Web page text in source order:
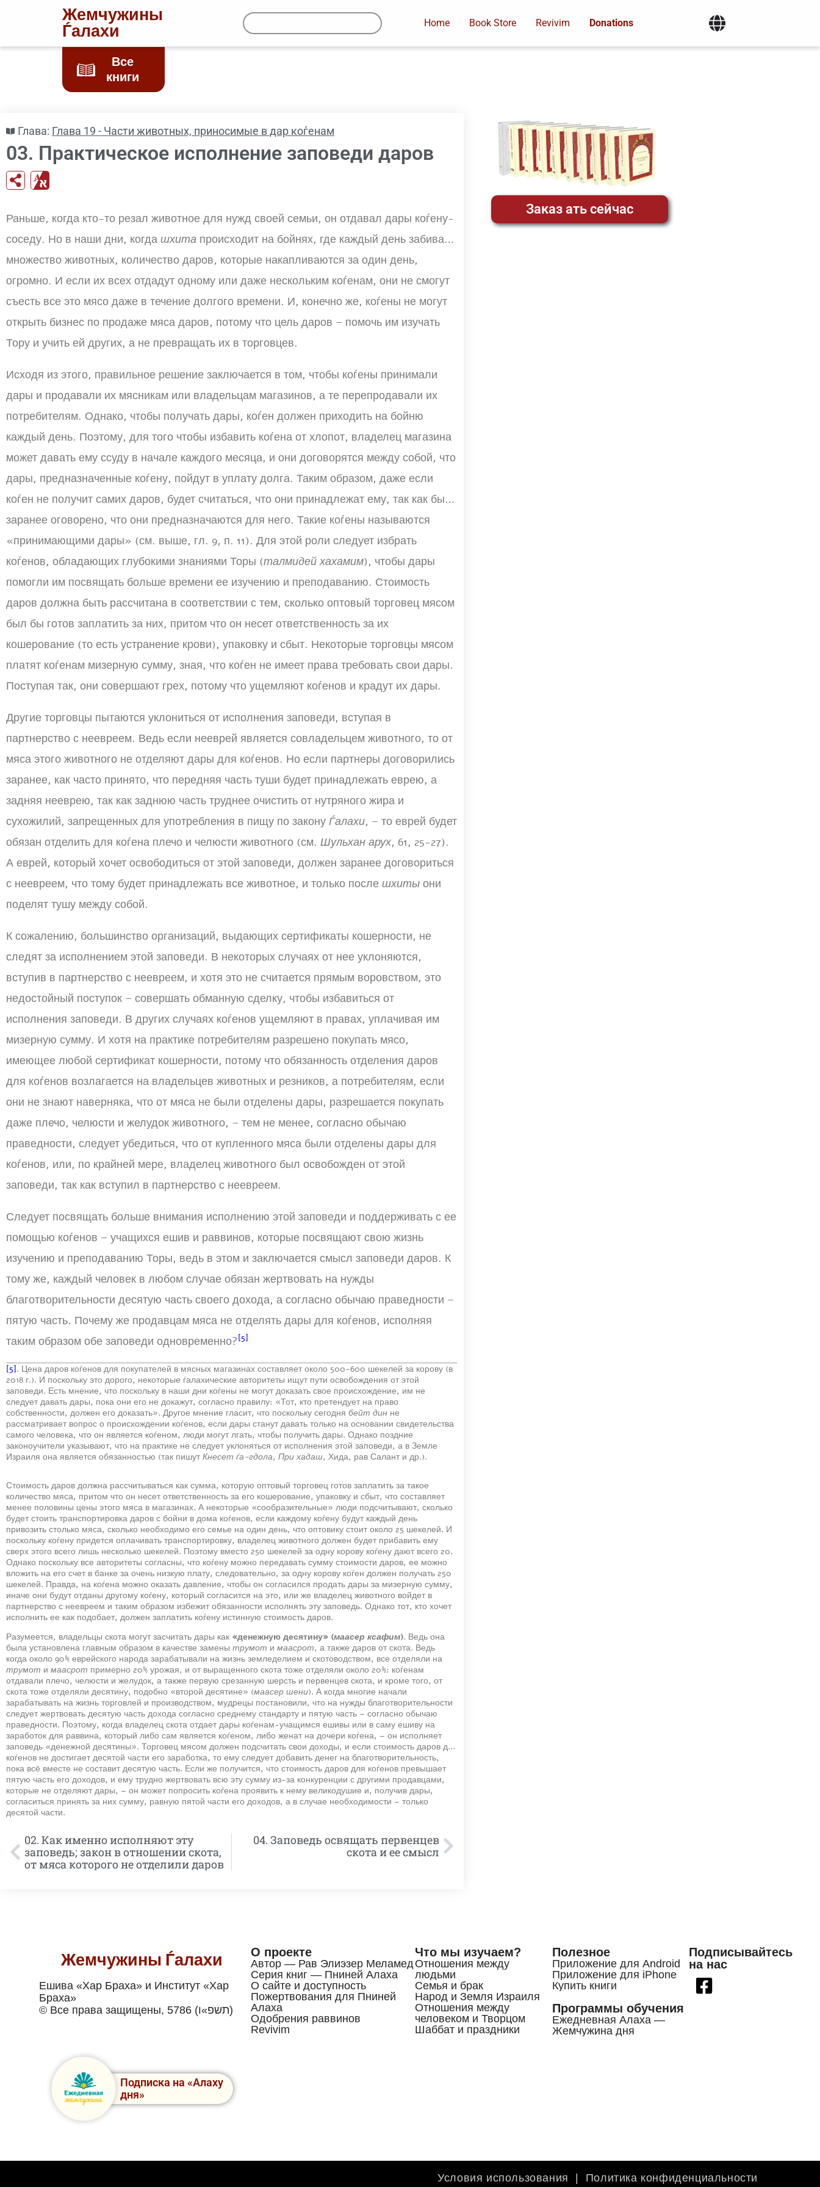
Жемчужины
Ѓалахи Home Book Store Revivim Donations
Все
книги
Глава: Глава 19 - Части животных, приносимые в дар коѓенам
03. Практическое исполнение заповеди даров
Раньше, когда кто-то резал животное для нужд своей семьи, он отдавал дары коѓену-
соседу. Но в наши дни, когда шхита происходит на бойнях, где каждый день забивают
множество животных, количество даров, которые накапливаются за один день,
огромно. И если их всех отдадут одному или даже нескольким коѓенам, они не смогут
съесть все это мясо даже в течение долгого времени. И, конечно же, коѓены не могут
открыть бизнес по продаже мяса даров, потому что цель даров – помочь им изучать
Тору и учить ей других, а не превращать их в торговцев.
Исходя из этого, правильное решение заключается в том, чтобы коѓены принимали
дары и продавали их мясникам или владельцам магазинов, а те перепродавали их
потребителям. Однако, чтобы получать дары, коѓен должен приходить на бойню
каждый день. Поэтому, для того чтобы избавить коѓена от хлопот, владелец магазина
может давать ему ссуду в начале каждого месяца, и они договорятся между собой, что
дары, предназначенные коѓену, пойдут в уплату долга. Таким образом, даже если
коѓен не получит самих даров, будет считаться, что они принадлежат ему, так как было
заранее оговорено, что они предназначаются для него. Такие коѓены называются
«принимающими дары» (см. выше, гл. 9, п. 11). Для этой роли следует избрать
коѓенов, обладающих глубокими знаниями Торы (талмидей хахамим), чтобы дары
помогли им посвящать больше времени ее изучению и преподаванию. Стоимость
даров должна быть рассчитана в соответствии с тем, сколько оптовый торговец мясом
был бы готов заплатить за них, притом что он несет ответственность за их
кошерование (то есть устранение крови), упаковку и сбыт. Некоторые торговцы мясом
платят коѓенам мизерную сумму, зная, что коѓен не имеет права требовать свои дары.
Поступая так, они совершают грех, потому что ущемляют коѓенов и крадут их дары.
Другие торговцы пытаются уклониться от исполнения заповеди, вступая в
партнерство с неевреем. Ведь если нееврей является совладельцем животного, то от
мяса этого животного не отделяют дары для коѓенов. Но если партнеры договорились
заранее, как часто принято, что передняя часть туши будет принадлежать еврею, а
задняя нееврею, так как заднюю часть труднее очистить от нутряного жира и
сухожилий, запрещенных для употребления в пищу по закону Ѓалахи, – то еврей будет
обязан отделить для коѓена плечо и челюсти животного (см. Шульхан арух, 61, 25-27).
А еврей, который хочет освободиться от этой заповеди, должен заранее договориться
с неевреем, что тому будет принадлежать все животное, и только после шхиты они
поделят тушу между собой.
К сожалению, большинство организаций, выдающих сертификаты кошерности, не
следят за исполнением этой заповеди. В некоторых случаях от нее уклоняются,
вступив в партнерство с неевреем, и хотя это не считается прямым воровством, это
недостойный поступок – совершать обманную сделку, чтобы избавиться от
исполнения заповеди. В других случаях коѓенов ущемляют в правах, уплачивая им
мизерную сумму. И хотя на практике потребителям разрешено покупать мясо,
имеющее любой сертификат кошерности, потому что обязанность отделения даров
для коѓенов возлагается на владельцев животных и резников, а потребителям, если
они не знают наверняка, что от мяса не были отделены дары, разрешается покупать
даже плечо, челюсти и желудок животного, – тем не менее, согласно обычаю
праведности, следует убедиться, что от купленного мяса были отделены дары для
коѓенов, или, по крайней мере, владелец животного был освобожден от этой
заповеди, так как вступил в партнерство с неевреем.
Следует посвящать больше внимания исполнению этой заповеди и поддерживать с ее
помощью коѓенов – учащихся ешив и раввинов, которые посвящают свою жизнь
изучению и преподаванию Торы, ведь в этом и заключается смысл заповеди даров. К
тому же, каждый человек в любом случае обязан жертвовать на нужды
благотворительности десятую часть своего дохода, а согласно обычаю праведности –
пятую часть. Почему же продавцам мяса не отделять дары для коѓенов, исполняя
таким образом обе заповеди одновременно? [5]
[5]. Цена даров коѓенов для покупателей в мясных магазинах составляет около 500-600 шекелей за корову (в
2018 г.). И поскольку это дорого, некоторые ѓалахические авторитеты ищут пути освобождения от этой
заповеди. Есть мнение, что поскольку в наши дни коѓены не могут доказать свое происхождение, им не
следует давать дары, пока они его не докажут, согласно правилу: «Тот, кто претендует на право
собственности, должен его доказать». Другое мнение гласит, что поскольку сегодня бейт дин не
рассматривает вопрос о происхождении коѓенов, если дары станут давать только на основании свидетельства
самого человека, что он является коѓеном, люди могут лгать, чтобы получить дары. Однако поздние
законоучители указывают, что на практике не следует уклоняться от исполнения этой заповеди, а в Земле
Израиля она является обязанностью (так пишут Кнесет ѓа-гдола, При хадаш, Хида, рав Салант и др.).
Стоимость даров должна рассчитываться как сумма, которую оптовый торговец готов заплатить за такое
количество мяса, притом что он несет ответственность за его кошерование, упаковку и сбыт, что составляет
менее половины цены этого мяса в магазинах. А некоторые «сообразительные» люди подсчитывают, сколько
будет стоить транспортировка даров с бойни в дома коѓенов, если каждому коѓену будут каждый день
привозить столько мяса, сколько необходимо его семье на один день, что оптовику стоит около 25 шекелей. И
поскольку коѓену придется оплачивать транспортировку, владелец животного должен будет прибавить ему
сверх этого всего лишь несколько шекелей. Поэтому вместо 250 шекелей за одну корову коѓену дают всего 20.
Однако поскольку все авторитеты согласны, что коѓену можно передавать сумму стоимости даров, ее можно
вложить на его счет в банке за очень низкую плату, следовательно, за одну корову коѓен должен получать 250
шекелей. Правда, на коѓена можно оказать давление, чтобы он согласился продать дары за мизерную сумму,
иначе они будут отданы другому коѓену, который согласится на это, или же владелец животного войдет в
партнерство с неевреем и таким образом избежит обязанности исполнять эту заповедь. Однако тот, кто хочет
исполнить ее как подобает, должен заплатить коѓену истинную стоимость даров.
Разумеется, владельцы скота могут засчитать дары как «денежную десятину» (маасер ксафим). Ведь она
была установлена главным образом в качестве замены трумот и маасрот, а также даров от скота. Ведь
когда около 90% еврейского народа зарабатывали на жизнь земледелием и скотоводством, все отделяли на
трумот и маасрот примерно 20% урожая, и от выращенного скота тоже отделяли около 20%: коѓенам
отдавали плечо, челюсти и желудок, а также первую срезанную шерсть и первенцев скота, и кроме того, от
скота тоже отделяли десятину, подобно «второй десятине» (маасер шени). А когда многие начали
зарабатывать на жизнь торговлей и производством, мудрецы постановили, что на нужды благотворительности
следует жертвовать десятую часть дохода согласно среднему стандарту и пятую часть – согласно обычаю
праведности. Поэтому, когда владелец скота отдает дары коѓенам-учащимся ешивы или в саму ешиву на
заработок для раввина, который либо сам является коѓеном, либо женат на дочери коѓена, – он исполняет
заповедь «денежной десятины». Торговец мясом должен подсчитать свои доходы, и если стоимость даров для
коѓенов не достигает десятой части его заработка, то ему следует добавить денег на благотворительность,
пока всё вместе не составит десятую часть. Если же получится, что стоимость даров для коѓенов превышает
пятую часть его доходов, и ему трудно жертвовать всю эту сумму из-за конкуренции с другими продавцами,
которые не отделяют дары, – он может попросить коѓена проявить к нему великодушие и, получив дары,
согласиться принять за них сумму, равную пятой части его доходов, а в случае необходимости – только
десятой части.
02. Как именно исполняют эту
заповедь; закон в отношении скота,
от мяса которого не отделили даров
04. Заповедь освящать первенцев
скота и ее смысл
Заказ ать сейчас
Жемчужины Ѓалахи
Ешива «Хар Браха» и Институт «Хар
Браха»
© Все права защищены, 5786 (תשפ»ו)
Подписка на «Алаху
дня»
О проекте
Автор — Рав Элиэзер Меламед
Серия книг — Пниней Алаха
О сайте и доступность
Пожертвования для Пниней
Алаха
Одобрения раввинов
Revivim
Что мы изучаем?
Отношения между
людьми
Семья и брак
Народ и Земля Израиля
Отношения между
человеком и Творцом
Шаббат и праздники
Полезное
Приложение для Android
Приложение для iPhone
Купить книги
Программы обучения
Ежедневная Алаха —
Жемчужина дня
Подписывайтесь
на нас
Условия использования Политика конфиденциальности